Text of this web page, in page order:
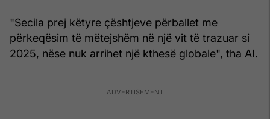
"Secila prej këtyre çështjeve përballet me
përkeqësim të mëtejshëm në një vit të trazuar si
2025, nëse nuk arrihet një kthesë globale", tha AI.